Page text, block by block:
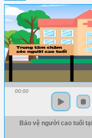
00:00
Bảo vệ người cao tuổi